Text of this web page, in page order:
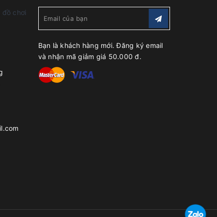
đồ chơi
Bạn là khách hàng mới. Đăng ký email
và nhận mã giảm giá 50.000 đ.